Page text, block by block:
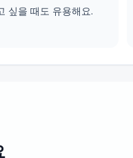
싶을 때도 유용해요.